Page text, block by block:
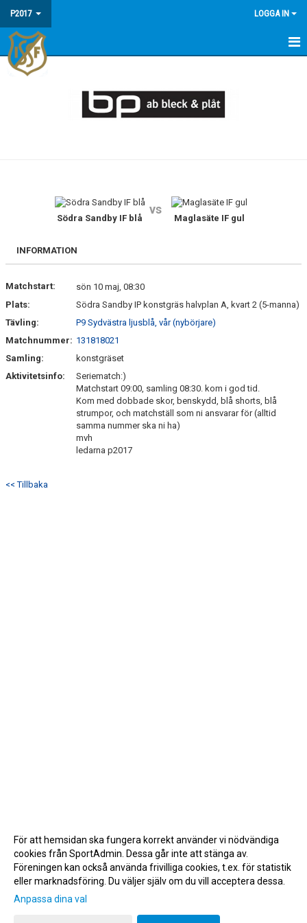
P2017 LOGGA IN
HEM
BILDGALLERI
KONTAKT
Södra Sandby IF blå
vs
Maglasäte IF gul
INFORMATION
Matchstart:
sön 10 maj, 08:30
Plats:
Södra Sandby IP konstgräs halvplan A, kvart 2 (5-manna)
Tävling:
P9 Sydvästra ljusblå, vår (nybörjare)
Matchnummer: 131818021
Samling:
konstgräset
Aktivitetsinfo:
Seriematch:)
Matchstart 09:00, samling 08:30. kom i god tid.
Kom med dobbade skor, benskydd, blå shorts, blå
strumpor, och matchställ som ni ansvarar för (alltid
samma nummer ska ni ha)
mvh
ledarna p2017
<< Tillbaka
Gå till Webbversion
För att hemsidan ska fungera korrekt använder vi nödvändiga
cookies från SportAdmin. Dessa går inte att stänga av.
Föreningen kan också använda frivilliga cookies, t.ex. för statistik
eller marknadsföring. Du väljer själv om du vill acceptera dessa.
Anpassa dina val